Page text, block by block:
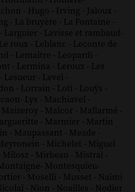
- Hugo - Irving - Jaloux -
- La bruyère - La Fontaine -
- Larguier - Lavisse et rambaud-
Le roux - Leblanc - Leconte de
- Lemaître - Leopardi -
- Lermina - Leroux - Les
- Lesueur - Level -
- Lorrain - Loti - Louÿs -
- Lys - Machiavel -
Maizeroy - Malcor - Mallarmé -
- Marmier - Martin
- Maupassant - Meade -
- Michelet - Miguel
Milosz - Mirbeau - Mistral -
- Montesquieu-
- Moselli - Musset - Naïmi
- Nion - Noailles - Nodier